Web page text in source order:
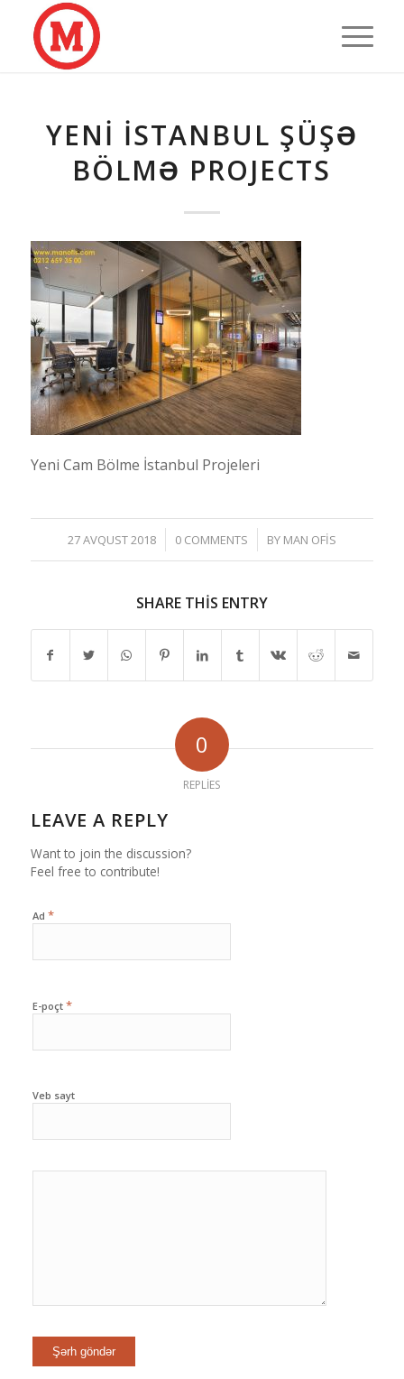
YENI İSTANBUL ŞÜŞƏ
BÖLMƏ PROJECTS
Yeni Cam Bölme İstanbul Projeleri
27 AVQUST 2018
/ 0 COMMENTS
/ BY MAN OFIS
SHARE THIS ENTRY
0
REPLIES
LEAVE A REPLY
Want to join the discussion?
Feel free to contribute!
Ad *
E-poçt *
Veb sayt